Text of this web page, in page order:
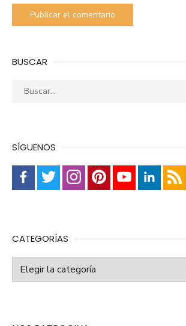
BUSCAR
Buscar:
SÍGUENOS
CATEGORÍAS
Categorías